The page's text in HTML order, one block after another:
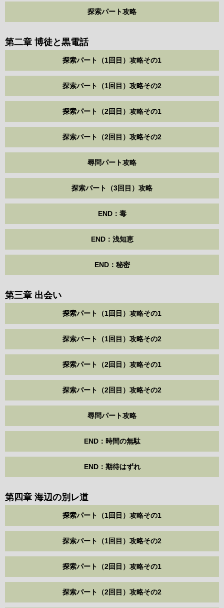
探索パート攻略
第二章 博徒と黒電話
探索パート（1回目）攻略その1
探索パート（1回目）攻略その2
探索パート（2回目）攻略その1
探索パート（2回目）攻略その2
尋問パート攻略
探索パート（3回目）攻略
END：毒
END：浅知恵
END：秘密
第三章 出会い
探索パート（1回目）攻略その1
探索パート（1回目）攻略その2
探索パート（2回目）攻略その1
探索パート（2回目）攻略その2
尋問パート攻略
END：時間の無駄
END：期待はずれ
第四章 海辺の別レ道
探索パート（1回目）攻略その1
探索パート（1回目）攻略その2
探索パート（2回目）攻略その1
探索パート（2回目）攻略その2